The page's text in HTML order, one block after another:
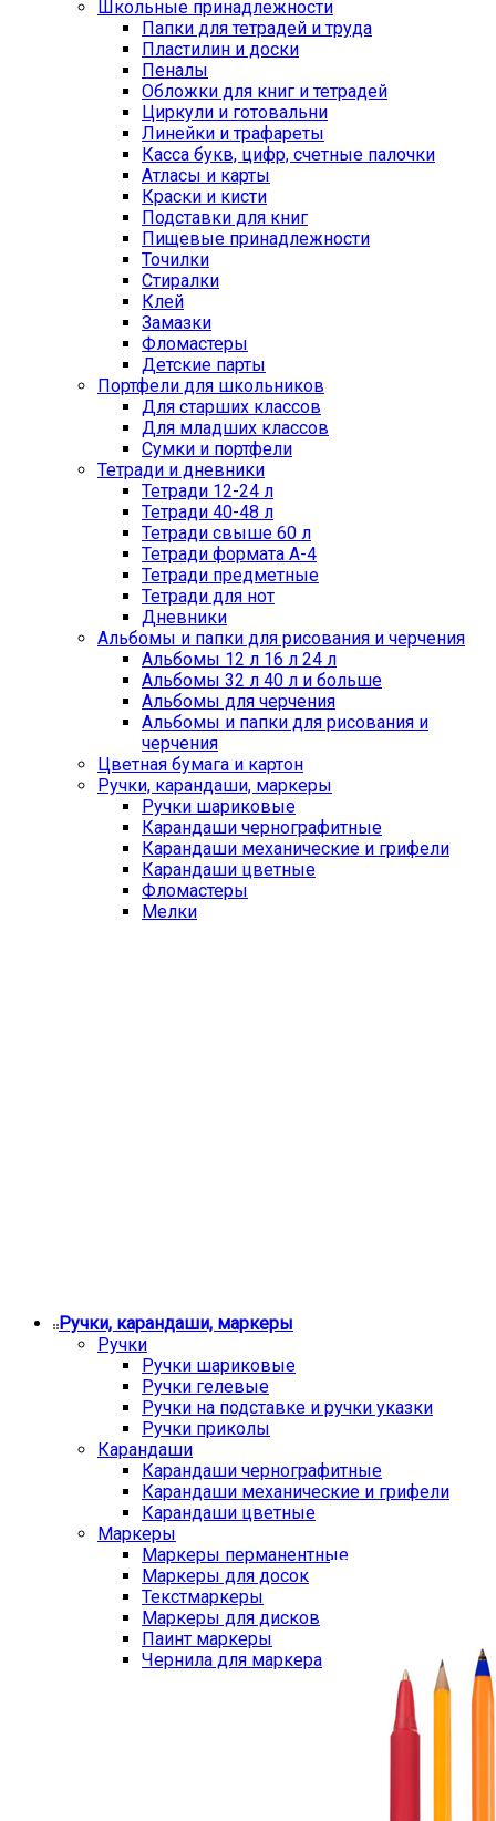
Школьные принадлежности
Папки для тетрадей и труда
Пластилин и доски
Пеналы
Обложки для книг и тетрадей
Циркули и готовальни
Линейки и трафареты
Касса букв, цифр, счетные палочки
Атласы и карты
Краски и кисти
Подставки для книг
Пищевые принадлежности
Точилки
Стиралки
Клей
Замазки
Фломастеры
Детские парты
Портфели для школьников
Для старших классов
Для младших классов
Сумки и портфели
Тетради и дневники
Тетради 12-24 л
Тетради 40-48 л
Тетради свыше 60 л
Тетради формата А-4
Тетради предметные
Тетради для нот
Дневники
Альбомы и папки для рисования и черчения
Альбомы 12 л 16 л 24 л
Альбомы 32 л 40 л и больше
Альбомы для черчения
Альбомы и папки для рисования и
черчения
Цветная бумага и картон
Ручки, карандаши, маркеры
Ручки шариковые
Карандаши чернографитные
Карандаши механические и грифели
Карандаши цветные
Фломастеры
Мелки
Ручки, карандаши, маркеры
Ручки
Ручки шариковые
Ручки гелевые
Ручки на подставке и ручки указки
Ручки приколы
Карандаши
Карандаши чернографитные
Карандаши механические и грифели
Карандаши цветные
Маркеры
Маркеры перманентные
Маркеры для досок
Текстмаркеры
Маркеры для дисков
Паинт маркеры
Чернила для маркера